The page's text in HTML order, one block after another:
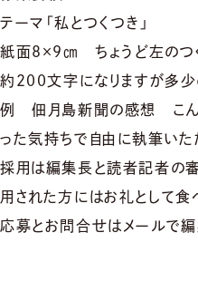
テーマ「私とつくつき」
紙面８×９㎝ ちょうど左のつ
約２００文字になりますが多
例 佃月島新聞の感想 こん
った気持ちで自由に執筆いた
採用は編集長と読者記者の
用された方にはお礼として食
応募とお問合せはメール